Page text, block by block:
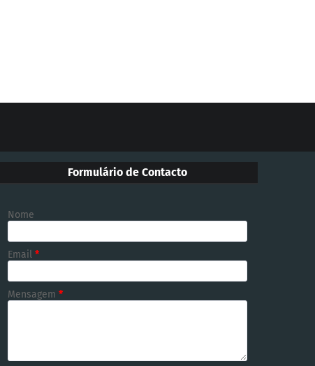
Formulário de Contacto
Nome
Email *
Mensagem *